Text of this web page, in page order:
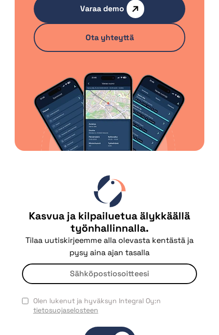
Varaa demo
Ota yhteyttä
Kasvua ja kilpailuetua älykkäällä
työnhallinnalla.
Tilaa uutiskirjeemme alla olevasta kentästä ja
pysy aina ajan tasalla
Olen lukenut ja hyväksyn Integral Oy:n
tietosuojaselosteen